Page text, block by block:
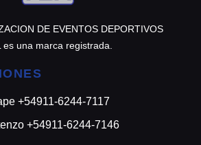
DE EVENTOS DEPORTIVOS
es una marca registrada.
+54911-6244-7117
+54911-6244-7146